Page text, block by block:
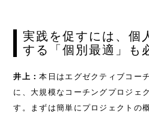
実践を促すには、個
する「個別最適」も
井上：本日はエグゼクティブコー
に、大規模なコーチングプロジェ
す。まずは簡単にプロジェクトの